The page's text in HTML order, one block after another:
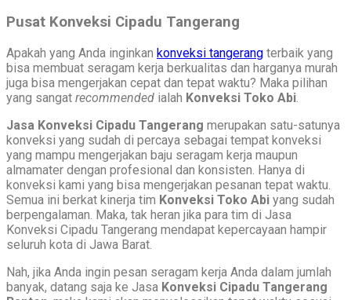
Pusat Konveksi Cipadu Tangerang
Apakah yang Anda inginkan konveksi tangerang terbaik yang
bisa membuat seragam kerja berkualitas dan harganya murah
juga bisa mengerjakan cepat dan tepat waktu? Maka pilihan
yang sangat recommended ialah Konveksi Toko Abi
Jasa Konveksi Cipadu Tangerang merupakan satu-satunya
konveksi yang sudah di percaya sebagai tempat konveksi
yang mampu mengerjakan baju seragam kerja maupun
almamater dengan profesional dan konsisten. Hanya di
konveksi kami yang bisa mengerjakan pesanan tepat waktu.
Semua ini berkat kinerja tim Konveksi Toko Abi yang sudah
berpengalaman. Maka, tak heran jika para tim di Jasa
Konveksi Cipadu Tangerang mendapat kepercayaan hampir
seluruh kota di Jawa Barat.
Nah, jika Anda ingin pesan seragam kerja Anda dalam jumlah
banyak, datang saja ke Jasa Konveksi Cipadu Tangerang